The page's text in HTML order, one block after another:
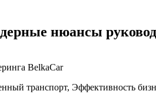
нюансы
BelkaCar
транспорт, Эффективность